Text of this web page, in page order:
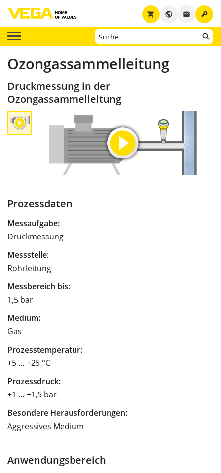
key
email
public
shopping_cart
Ozongassammelleitung
Druckmessung in der
Ozongassammelleitung
Prozessdaten
Messaufgabe:
Druckmessung
Messstelle:
Rohrleitung
Messbereich bis:
1,5 bar
Medium:
Gas
Prozesstemperatur:
+5 … +25 °C
Prozessdruck:
+1 … +1,5 bar
Besondere Herausforderungen:
Aggressives Medium
Anwendungsbereich